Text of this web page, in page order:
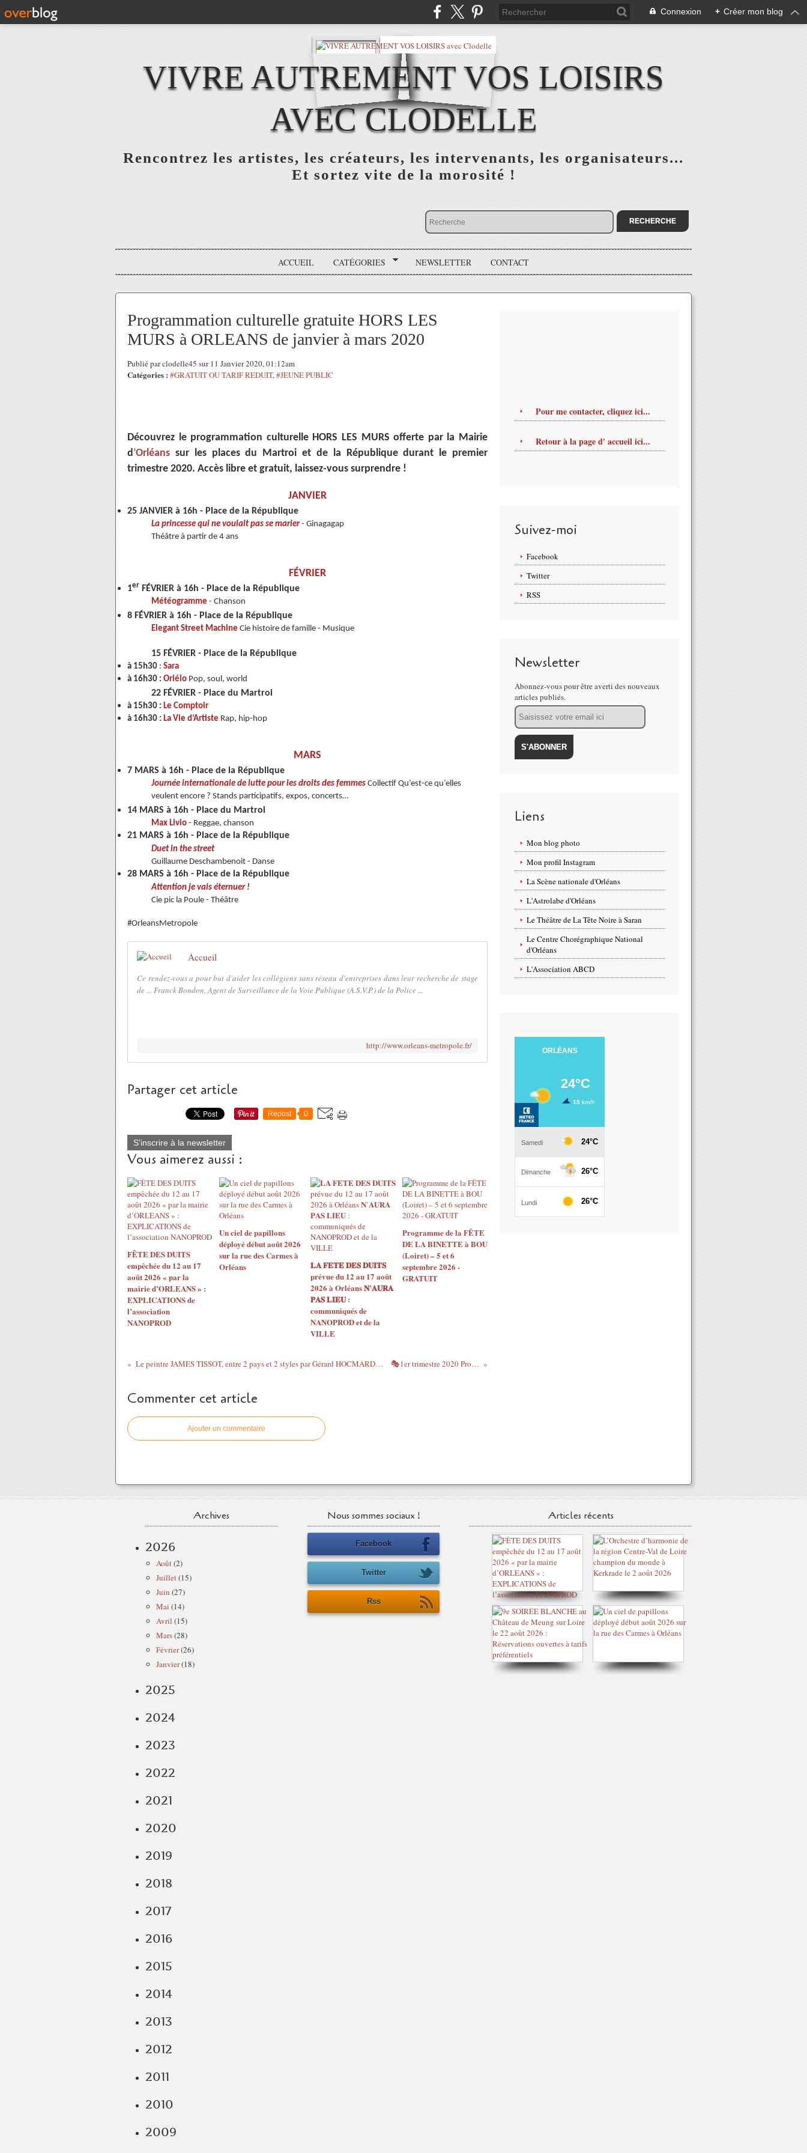
Connexion + Créer mon blog
VIVRE AUTREMENT VOS LOISIRS
AVEC CLODELLE
Rencontrez les artistes, les créateurs, les intervenants, les organisateurs...
Et sortez vite de la morosité !
ACCUEIL CATÉGORIES NEWSLETTER CONTACT
Programmation culturelle gratuite HORS LES
MURS à ORLEANS de janvier à mars 2020
Publié par clodelle45 sur 11 Janvier 2020, 01:12am
Catégories : #GRATUIT OU TARIF REDUIT,#JEUNE PUBLIC
Découvrez le programmation culturelle HORS LES MURS offerte par la Mairie
d’Orléans sur les places du Martroi et de la République durant le premier
trimestre 2020. Accès libre et gratuit, laissez-vous surprendre !
JANVIER
25 JANVIER à 16h - Place de la République
La princesse qui ne voulait pas se marier- Ginagagap
Théâtre à partir de 4 ans
FÉVRIER
1er FÉVRIER à 16h - Place de la République
Météogramme - Chanson
8 FÉVRIER à 16h - Place de la République
Elegant Street Machine Cie histoire de famille - Musique
15 FÉVRIER - Place de la République
à 15h30 : Sara
à 16h30 : Oriélo Pop, soul, world
22 FÉVRIER - Place du Martroi
à 15h30 : Le Comptoir
à 16h30 : La Vie d’Artiste Rap, hip-hop
MARS
7 MARS à 16h - Place de la République
Journée internationale de lutte pour les droits des femmes Collectif Qu’est-ce qu’elles
veulent encore ? Stands participatifs, expos, concerts…
14 MARS à 16h - Place du Martroi
Max Livio - Reggae, chanson
21 MARS à 16h - Place de la République
Duet in the street
Guillaume Deschambenoit - Danse
28 MARS à 16h - Place de la République
Attention je vais éternuer !
Cie pic la Poule - Théâtre
#OrleansMetropole
Accueil
Ce rendez-vous a pour but d'aider les collégiens sans réseau d'entreprises dans leur recherche de stage
de ... Franck Bondon, Agent de Surveillance de la Voie Publique (A.S.V.P.) de la Police ...
http://www.orleans-metropole.fr/
Partager cet article
Repost 0
S'inscrire à la newsletter
Vous aimerez aussi :
FÊTE DES DUITS
empêchée du 12 au 17
août 2026 « par la
mairie d’ORLEANS » :
EXPLICATIONS de
l’association
NANOPROD
Un ciel de papillons
déployé début août 2026
sur la rue des Carmes à
Orléans
𝐋𝐀 𝐅𝐄𝐓𝐄 𝐃𝐄𝐒 𝐃𝐔𝐈𝐓𝐒
prévue du 12 au 17 août
2026 à Orléans 𝐍’𝐀𝐔𝐑𝐀
𝐏𝐀𝐒 𝐋𝐈𝐄𝐔 :
communiqués de
NANOPROD et de la
VILLE
Programme de la FÊTE
DE LA BINETTE à BOU
(Loiret) – 5 et 6
septembre 2026 -
GRATUIT
Le peintre JAMES TISSOT, entre 2 pays et 2 styles par Gérard HOCMARD - Conférence des Amis des Musées d'Orléans - 15 janvier 2020 🎭1er trimestre 2020 Programmation HORS LES...
Commenter cet article
Ajouter un commentaire
Pour me contacter, cliquez ici...
Retour à la page d' accueil ici...
Suivez-moi
Facebook
Twitter
RSS
Newsletter
Abonnez-vous pour être averti des nouveaux
articles publiés.
Email
Liens
Mon blog photo
Mon profil Instagram
La Scène nationale d'Orléans
L'Astrolabe d'Orléans
Le Théâtre de La Tête Noire à Saran
Le Centre Chorégraphique National
d'Orléans
L'Association ABCD
Archives
2026
Août(2)
Juillet(15)
Juin (27)
Mai (14)
Avril (15)
Mars(28)
Février(26)
Janvier(18)
2025
2024
2023
2022
2021
2020
2019
2018
2017
2016
2015
2014
2013
2012
2011
2010
2009
Nous sommes sociaux !
Facebook
Twitter
Rss
Articles récents